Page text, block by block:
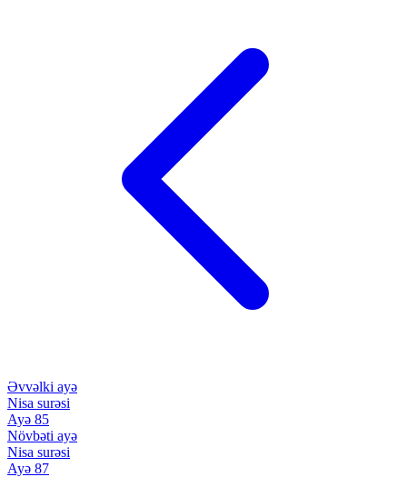
Əvvəlki ayə
Nisa surəsi
Ayə 85
Növbəti ayə
Nisa surəsi
Ayə 87